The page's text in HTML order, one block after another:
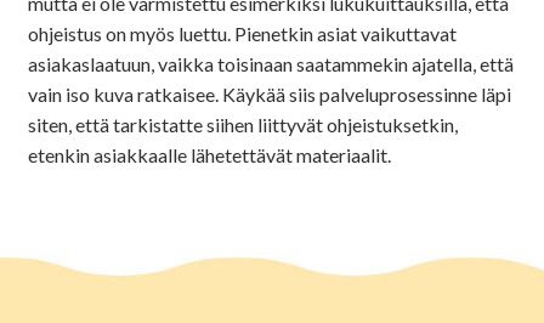
ohjeistus on myös luettu. Pienetkin asiat vaikuttavat
asiakaslaatuun, vaikka toisinaan saatammekin ajatella, että
vain iso kuva ratkaisee. Käykää siis palveluprosessinne läpi
siten, että tarkistatte siihen liittyvät ohjeistuksetkin,
etenkin asiakkaalle lähetettävät materiaalit.